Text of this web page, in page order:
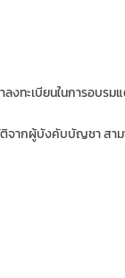
ทะเบียนในการอบรม
ผู้บังคับบัญชา สามา